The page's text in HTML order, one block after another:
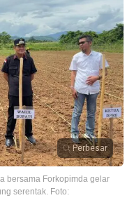
Perbesar
bersama Forkopimda gelar
serentak. Foto: